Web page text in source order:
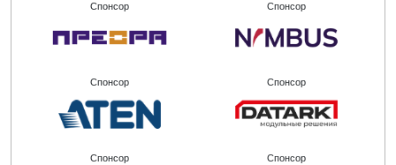
Спонсор Спонсор
Спонсор Спонсор
Спонсор Спонсор